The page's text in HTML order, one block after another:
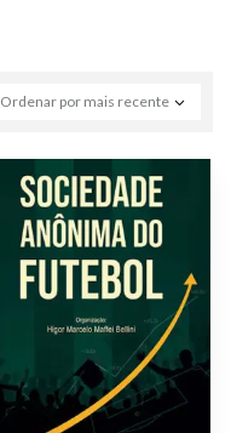
Ordenar por mais recente